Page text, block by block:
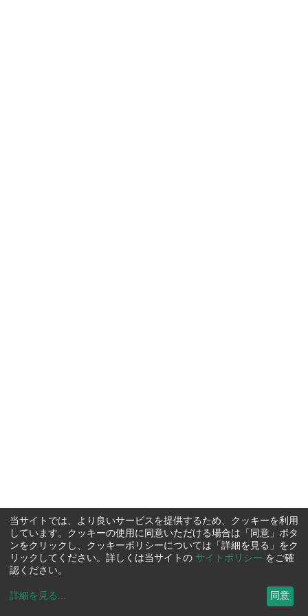
当サイトでは、より良いサービスを提供するため、クッキーを利用
しています。クッキーの使用に同意いただける場合は「同意」ボタ
ンをクリックし、クッキーポリシーについては「詳細を見る」をク
リックしてください。詳しくは当サイトの サイトポリシー をご確
認ください。
詳細を見る ... 同意